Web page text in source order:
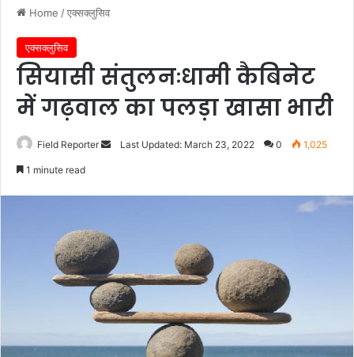
Home /एक्सक्लुसिव
एक्सक्लुसिव
सियासी संतुलनःधामी कैबिनेट
में गढ़वाल का पलड़ा खासा भारी
Field Reporter
SendLast Updated: March 23, 2022 0 1,025
1 minute read